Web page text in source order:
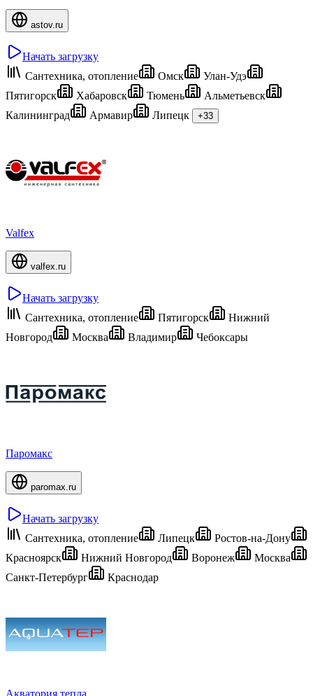
astov.ru
Начать загрузку
Сантехника, отопление
Омск
Улан-Удэ
Пятигорск
Хабаровск Тюмень
Альметьевск
Калининград
Армавир Липецк +33
Valfex
valfex.ru
Начать загрузку
Сантехника, отопление
Пятигорск
Нижний
Новгород
Москва Владимир Чебоксары
Паромакс
paromax.ru
Начать загрузку
Сантехника, отопление
Липецк
Ростов-на-Дону
Красноярск
Нижний Новгород Воронеж
Москва
Санкт-Петербург
Краснодар
Акватория тепла